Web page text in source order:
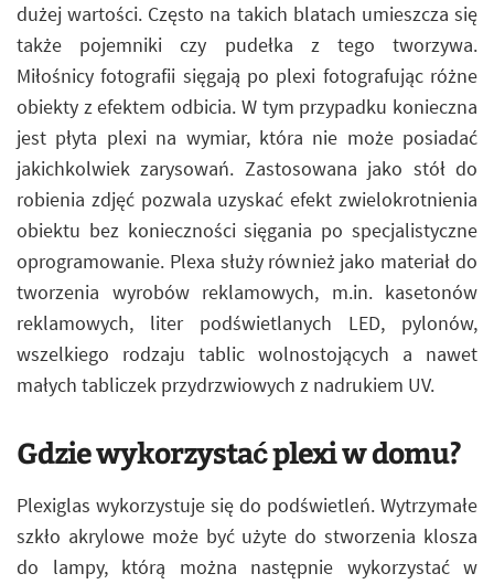
dużej wartości. Często na takich blatach umieszcza się
także pojemniki czy pudełka z tego tworzywa.
Miłośnicy fotografii sięgają po plexi fotografując różne
obiekty z efektem odbicia. W tym przypadku konieczna
jest płyta plexi na wymiar, która nie może posiadać
jakichkolwiek zarysowań. Zastosowana jako stół do
robienia zdjęć pozwala uzyskać efekt zwielokrotnienia
obiektu bez konieczności sięgania po specjalistyczne
oprogramowanie. Plexa służy również jako materiał do
tworzenia wyrobów reklamowych, m.in. kasetonów
reklamowych, liter podświetlanych LED, pylonów,
wszelkiego rodzaju tablic wolnostojących a nawet
małych tabliczek przydrzwiowych z nadrukiem UV.
Gdzie wykorzystać plexi w domu?
Plexiglas wykorzystuje się do podświetleń. Wytrzymałe
szkło akrylowe może być użyte do stworzenia klosza
do lampy, którą można następnie wykorzystać w